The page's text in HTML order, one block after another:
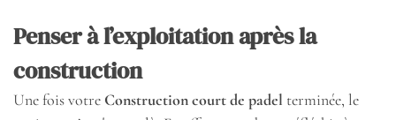
Penser à l’exploitation après la
construction
Une fois votre Construction court de padel terminée, le